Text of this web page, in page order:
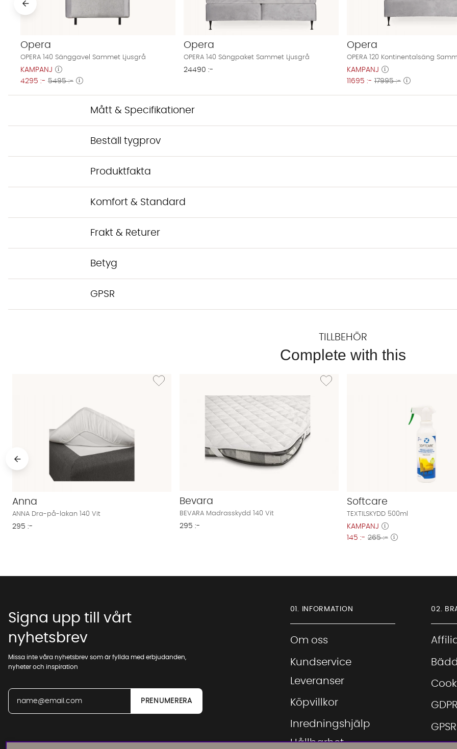
Opera
OPERA 140 Sänggavel Sammet Ljusgrå
KAMPANJ
4295 :- 5495 :-
Opera
OPERA 140 Sängpaket Sammet Ljusgrå
24490 :-
Opera
OPERA 120 Kontinentalsäng
KAMPANJ
11695 :- 17995 :-
Mått & Specifikationer
Beställ tygprov
Produktfakta
Komfort & Standard
Frakt & Returer
Betyg
GPSR
TILLBEHÖR
Complete with this
Lägg till i önskelista: ANNA Dra-på-lakan 140 Vit
Anna
ANNA Dra-på-lakan 140 Vit
295 :-
Lägg till i önskelista: BEVARA Madrasskydd 140
Bevara
BEVARA Madrasskydd 140 Vit
295 :-
Softcare
TEXTILSKYDD 500ml
KAMPANJ
145 :- 265 :-
Signa upp till vårt
nyhetsbrev
Missa inte våra nyhetsbrev som är fyllda med erbjudanden,
nyheter och inspiration
01. INFORMATION
Om oss
Kundservice
Leveranser
Köpvillkor
Inredningshjälp
Hållbarhet
02.
GDPR
GPSR